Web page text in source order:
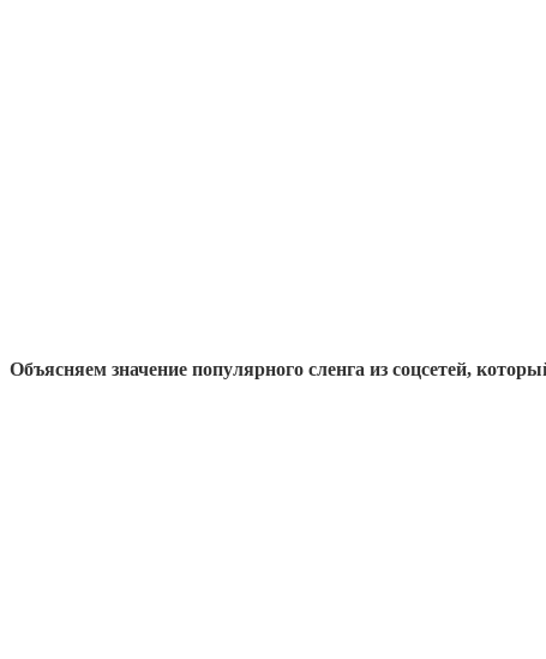
Объясняем значение популярного сленга из соцсетей,